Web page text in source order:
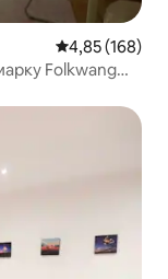
Середня
4,85 (168)
Folkwang